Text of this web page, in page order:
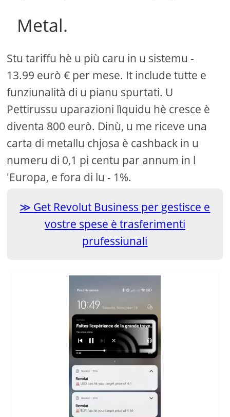
Metal.
Stu tariffu hè u più caru in u sistemu -
13.99 eurò € per mese. It include tutte e
funziunalità di u pianu spurtati. U
Pettirussu uparazioni lìquidu hè cresce è
diventa 800 eurò. Dinù, u me riceve una
carta di metallu chjosa è cashback in u
numeru di 0,1 pi centu par annum in l
'Europa, e fora di lu - 1%.
Get Revolut Business per gestisce e
vostre spese è trasferimenti
prufessiunali